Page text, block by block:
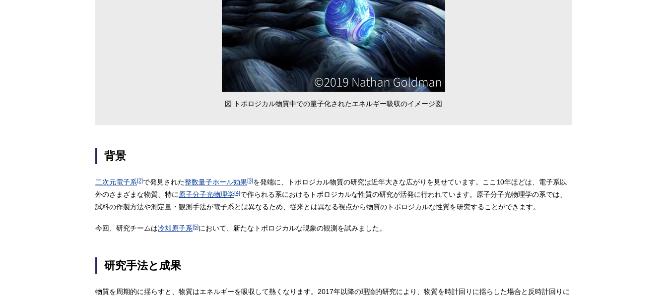
図 トポロジカル物質中での量子化されたエネルギー吸収のイメージ図
背景
二次元電子系[2]で発見された整数量子ホール効果[3]を発端に、トポロジカル物質の研究は近年大きな広がりを見せています。ここ10年ほどは、電子系以
外のさまざまな物質、特に 原子分子光物理学[4]で作られる系におけるトポロジカルな性質の研究が活発に行われています。原子分子光物理学の系では、
試料の作製方法や測定量・観測手法が電子系とは異なるため、従来とは異なる視点から物質のトポロジカルな性質を研究することができます。
今回、研究チームは冷却原子系[5]において、新たなトポロジカルな現象の観測を試みました。
研究手法と成果
物質を周期的に揺らすと、物質はエネルギーを吸収して熱くなります。2017年以降の理論的研究により、物質を時計回りに揺らした場合と反時計回りに